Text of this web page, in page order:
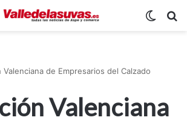
Valenciana de Empresarios del Calzado
Valenciana